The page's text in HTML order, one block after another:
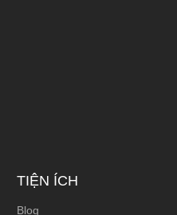
TIỆN ÍCH
Blog